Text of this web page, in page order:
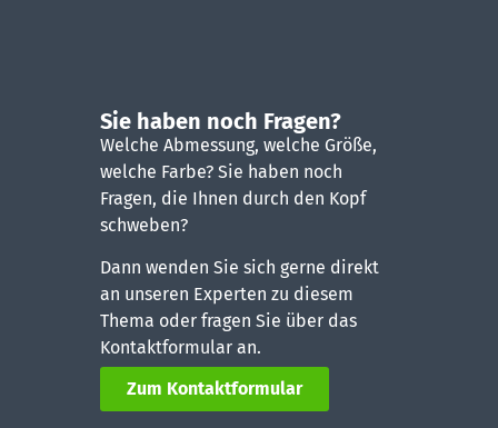
Sie haben noch Fragen?
Welche Abmessung, welche Größe,
welche Farbe? Sie haben noch
Fragen, die Ihnen durch den Kopf
schweben?
Dann wenden Sie sich gerne direkt
an unseren Experten zu diesem
Thema oder fragen Sie über das
Kontaktformular an.
Zum Kontaktformular